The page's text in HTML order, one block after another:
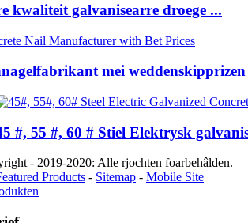
kwaliteit galvanisearre droege ...
mei weddenskipprizen
#, 55 #, 60 # Stiel Elektrysk
- 2019-2020: Alle rjochten foarbehâlden.
Products - Sitemap - Mobile Site